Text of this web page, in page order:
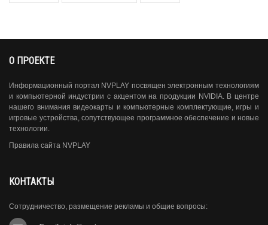
О ПРОЕКТЕ
Информационный портал NVPLAY посвящен электронным технологиям
и компьютерной индустрии с акцентом на продукции NVIDIA. В центре
нашего внимания видеокарты и компьютерные комплектующие, игры и
игровые устройства, сопутствующее программное обеспечение и новые
технологии.
Правила сайта NVPLAY
КОНТАКТЫ
Сотрудничество, размещение рекламы и общие вопросы: